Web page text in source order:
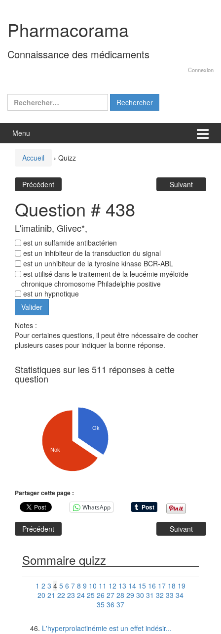
contenu
menu
principal
Pharmacorama
Connaissance des médicaments
Connexion
Rechercher :
Menu
Accueil › Quizz
Précédent Suivant
Question # 438
L'imatinib, Glivec*,
est un sulfamide antibactérien
est un inhibiteur de la transduction du signal
est un unhibiteur de la tyrosine kinase BCR-ABL
est utilisé dans le traitement de la leucémie myéloïde
chronique chromosome Philadelphie positive
est un hypnotique
Notes :
Pour certaines questions, il peut être nécessaire de cocher
plusieurs cases pour indiquer la bonne réponse.
Statistiques sur les 511 réponses à cette
question
Ok
Nok
Partager cette page :
WhatsApp
Précédent Suivant
Sommaire quizz
1 2 3 4 5 6 7 8 9 10 11 12 13 14 15 16 17 18 19
20 21 22 23 24 25 26 27 28 29 30 31 32 33 34
35 36 37
L'hyperprolactinémie est un effet indésir...